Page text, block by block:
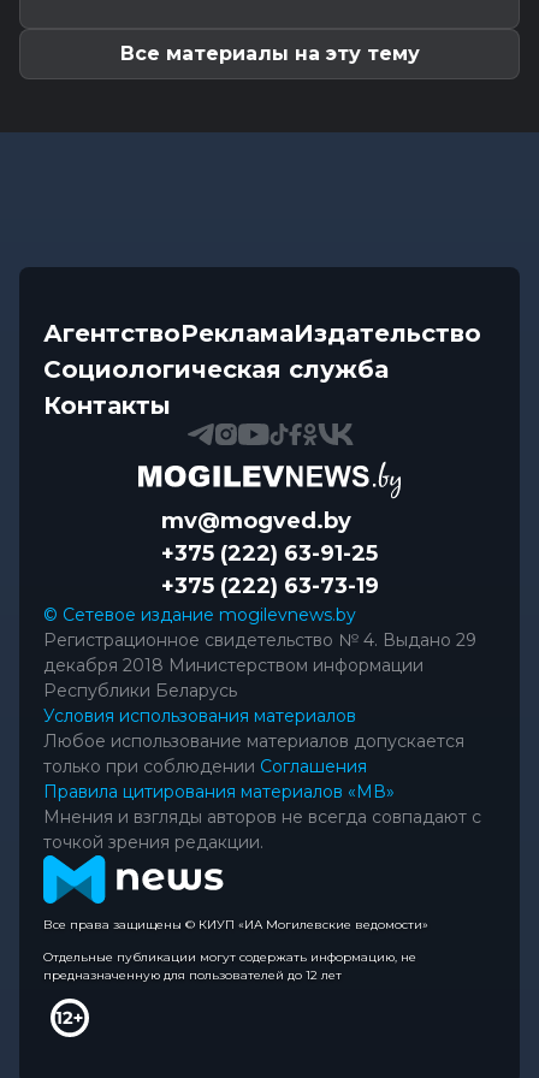
Все материалы на эту тему
АгентствоРекламаИздательство
Социологическая служба
Контакты
mv@mogved.by
+375 (222) 63-91-25
+375 (222) 63-73-19
© Сетевое издание mogilevnews.by
Регистрационное свидетельство № 4. Выдано 29
декабря 2018 Министерством информации
Республики Беларусь
Условия использования материалов
Любое использование материалов допускается
только при соблюдении Соглашения
Правила цитирования материалов «МВ»
Мнения и взгляды авторов не всегда совпадают с
точкой зрения редакции.
Все права защищены © КИУП «ИА Могилевские ведомости»
Отдельные публикации могут содержать информацию, не
предназначенную для пользователей до 12 лет